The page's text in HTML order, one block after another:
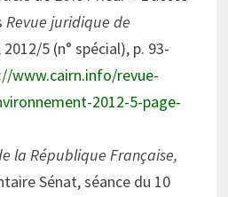
Revue juridique de
2012/5 (n° spécial), p. 93-
www.cairn.info/revue-
2012-5-page-
la République Française,
Sénat, séance du 10